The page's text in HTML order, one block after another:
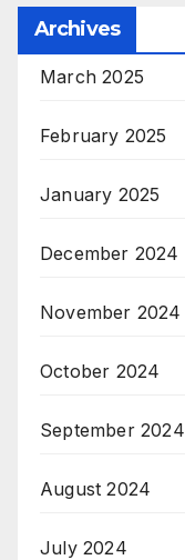
Archives
March 2025
February 2025
January 2025
December 2024
November 2024
October 2024
September 2024
August 2024
July 2024